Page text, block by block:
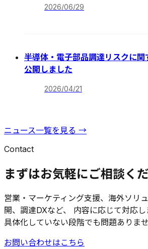
2026/06/29
半導体・電子部品調達リスクに関
公開しました
2026/04/21
ニュース一覧を見る →
Contact
まずはお気軽にご相談くだ
営業・マーケティング支援、海外ソリ
開、調達DXなど、 内容に応じて対応
具体化していない段階でも問題ありませ
お問い合わせはこちら